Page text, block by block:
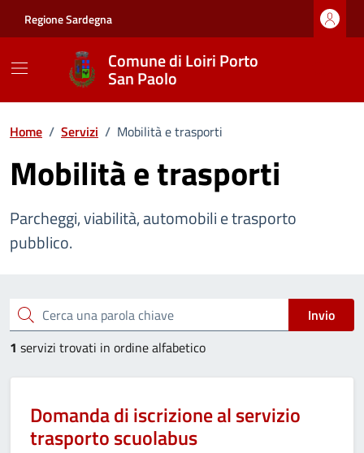
Regione Sardegna
Comune di Loiri Porto
San Paolo
Home / Servizi / Mobilità e trasporti
Mobilità e trasporti
Parcheggi, viabilità, automobili e trasporto
pubblico.
Cerca una parola chiave
Invio
1 servizi trovati in ordine alfabetico
Domanda di iscrizione al servizio
trasporto scuolabus